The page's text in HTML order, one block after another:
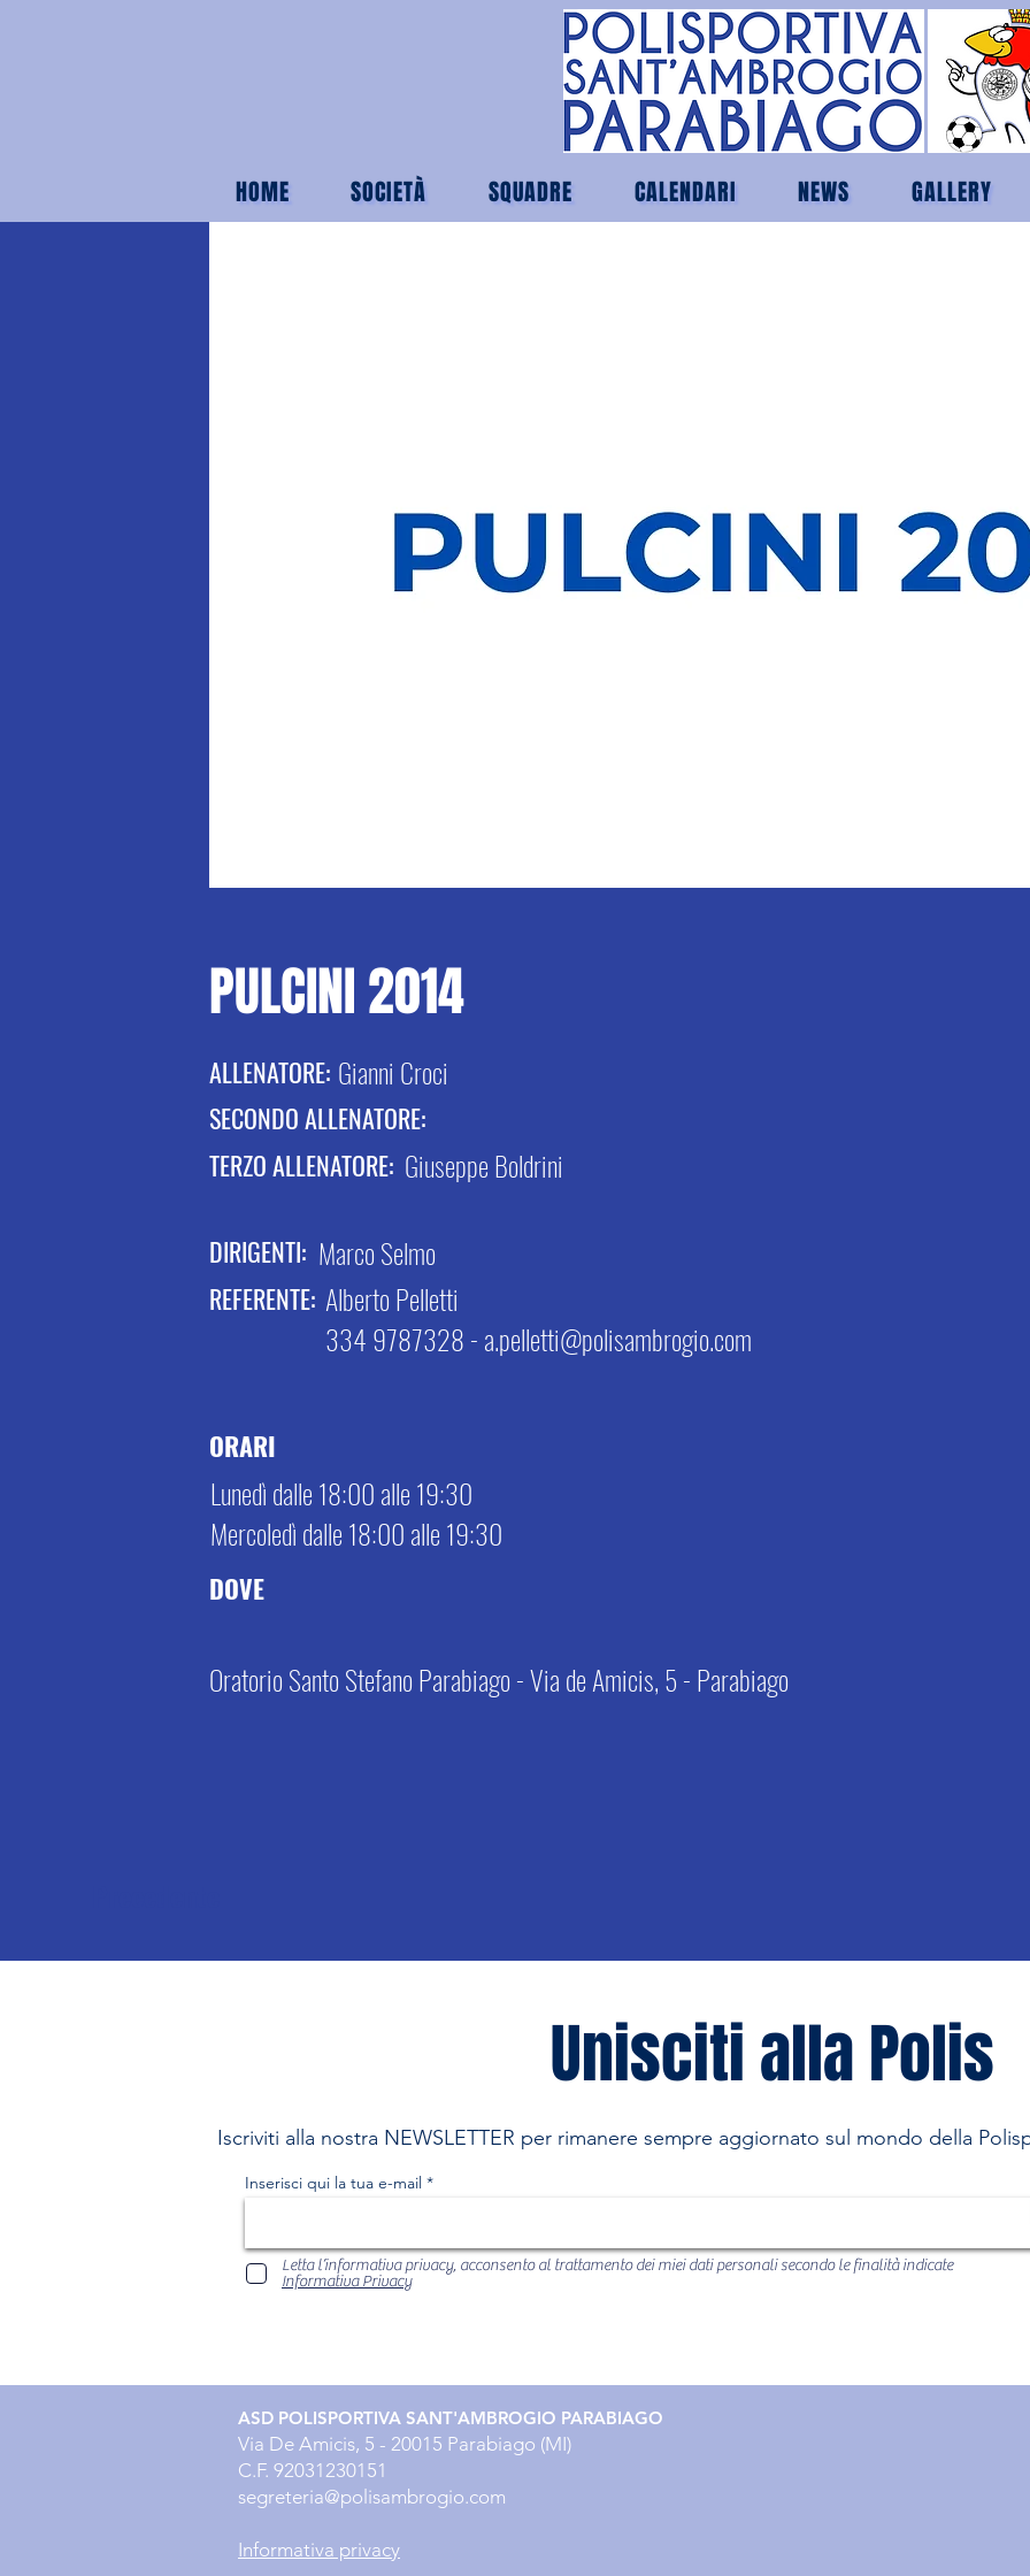
HOME SOCIETÀ SQUADRE CALENDARI NEWS GALLERY
PULCINI 2014
ALLENATORE: Gianni Croci
SECONDO ALLENATORE:
TERZO ALLENATORE: Giuseppe Boldrini
DIRIGENTI: Marco Selmo
REFERENTE: Alberto Pelletti
334 9787328 -a.pelletti@polisambrogio.com
ORARI
Lunedì dalle 18:00 alle 19:30
Mercoledì dalle 18:00 alle 19:30
DOVE
Oratorio Santo Stefano Parabiago - Via de Amicis, 5 - Parabiago
Unisciti alla Polis
Iscriviti alla nostra NEWSLETTER per rimanere sempre aggiornato sul mondo della
Inserisci qui la tua e-mail
Letta l’informativa privacy, acconsento al trattamento dei miei dati personali secondo le finalità indicate
Informativa Privacy
ASD POLISPORTIVA SANT'AMBROGIO PARABIAGO
Via De Amicis, 5 - 20015 Parabiago (MI)
C.F. 92031230151
segreteria@polisambrogio.com
Informativa privacy